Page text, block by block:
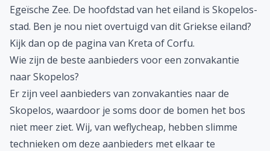
Egeïsche Zee. De hoofdstad van het eiland is Skopelos-
stad. Ben je nou niet overtuigd van dit Griekse eiland?
Kijk dan op de pagina van Kreta ofCorfu.
Wie zijn de beste aanbieders voor een zonvakantie
naar Skopelos?
Er zijn veel aanbieders van zonvakanties naar de
Skopelos, waardoor je soms door de bomen het bos
niet meer ziet. Wij, van weflycheap, hebben slimme
technieken om deze aanbieders met elkaar te